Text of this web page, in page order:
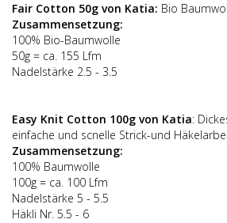
Fair Cotton 50g von Katia: Bio
Zusammensetzung:
100% Bio-Baumwolle
50g = ca. 155 Lfm
Nadelstärke 2.5 - 3.5
Easy Knit Cotton 100g von Katia:
einfache und scnelle Strick-und
Zusammensetzung:
100% Baumwolle
100g = ca. 100 Lfm
Nadelstärke 5 - 5.5
Häkli Nr. 5.5 - 6